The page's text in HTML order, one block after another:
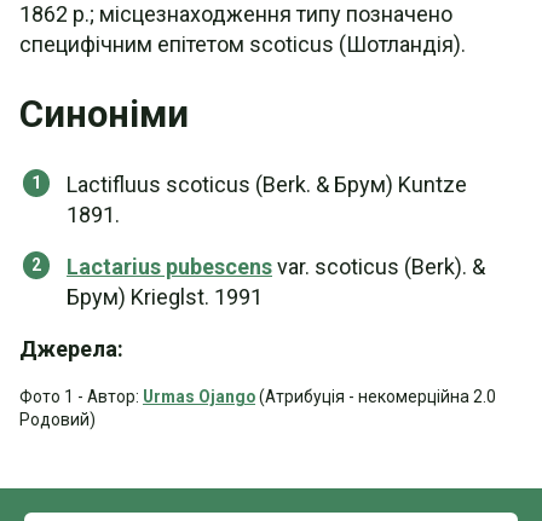
1862 р.; місцезнаходження типу позначено
специфічним епітетом scoticus (Шотландія).
Синоніми
Lactifluus scoticus (Berk. & Брум) Kuntze
1891.
Lactarius pubescensvar. scoticus (Berk). &
Брум) Krieglst. 1991
Джерела:
Фото 1 - Автор: Urmas Ojango(Атрибуція - некомерційна 2.0
Родовий)